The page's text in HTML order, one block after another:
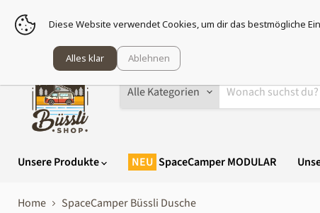
Sei
Alle Kategorien
Unsere Produkte SpaceCamper MODULAR
Home SpaceCamper Büssli Dusche
Diese Website verwendet Cookies, um dir das bestmögliche
Alles klar Ablehnen